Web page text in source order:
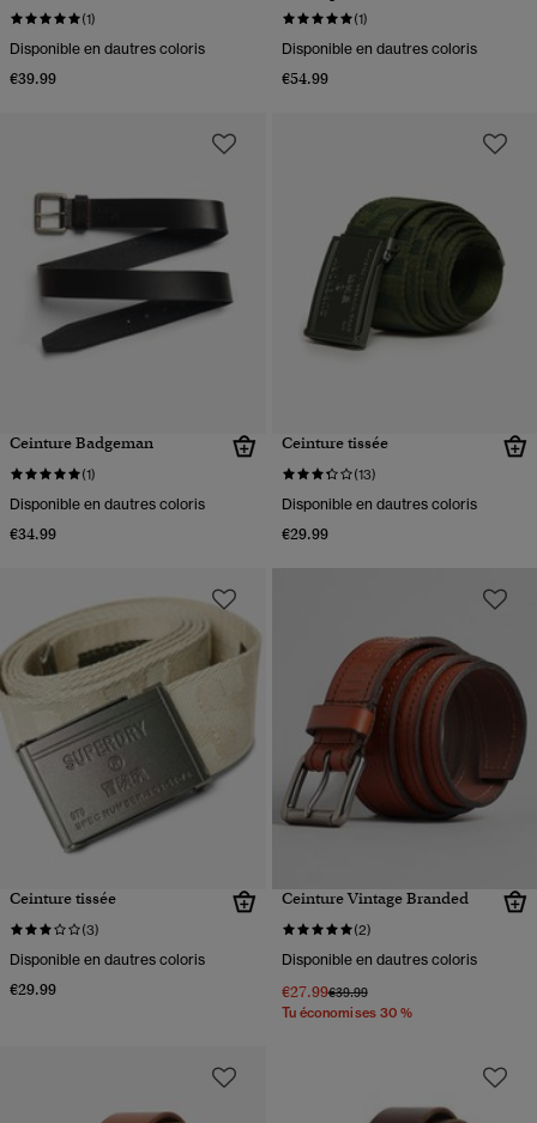
(1)
Disponible en dautres coloris
€39.99
(1)
Disponible en dautres coloris
€54.99
Ceinture Badgeman
(1)
Disponible en dautres coloris
€34.99
Ceinture tissée
(13)
Disponible en dautres coloris
€29.99
Ceinture tissée
(3)
Disponible en dautres coloris
€29.99
Ceinture Vintage Branded
(2)
Disponible en dautres coloris
€27.99Prix réduit de
€39.99à
Tu économises 30 %